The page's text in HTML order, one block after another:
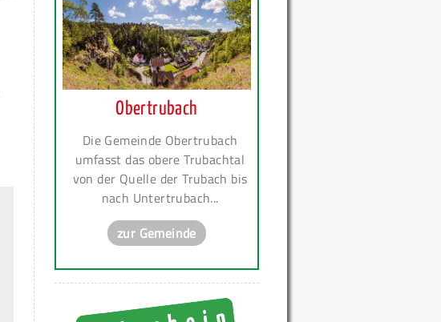
Obertrubach
Die Gemeinde Obertrubach
umfasst das obere Trubachtal
von der Quelle der Trubach bis
nach Untertrubach...
zur Gemeinde